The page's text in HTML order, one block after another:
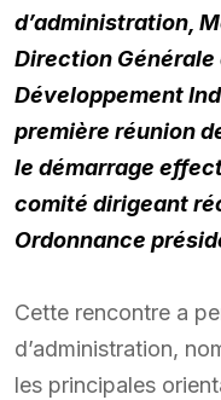
d’administration,
Direction Générale
Développement
première réunion
le démarrage
comité dirigeant
Ordonnance
Cette rencontre a
d’administration,
les principales